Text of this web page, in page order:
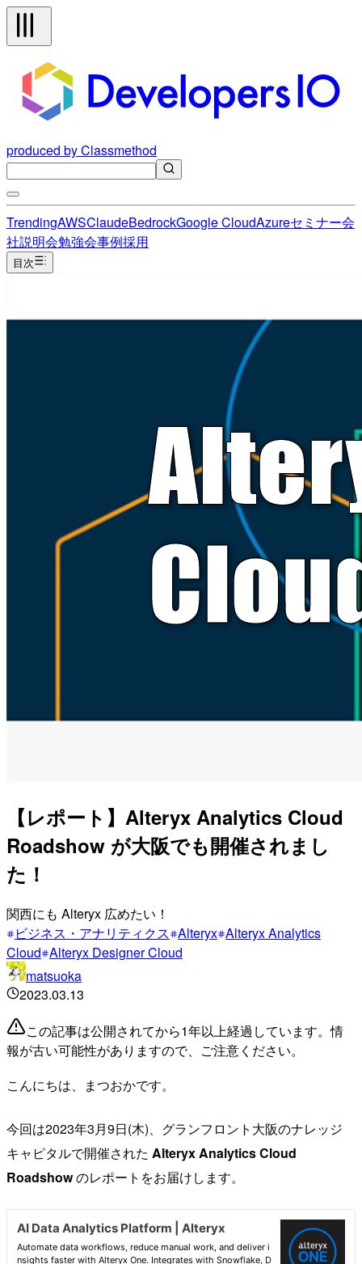
produced by Classmethod
TrendingAWSClaudeBedrockGoogle CloudAzureセミナー会
社説明会勉強会事例採用
目次
【レポート】Alteryx Analytics Cloud
Roadshow が大阪でも開催されまし
た！
関西にも Alteryx 広めたい！
ビジネス・アナリティクス Alteryx Alteryx Analytics
Cloud Alteryx Designer Cloud
matsuoka
2023.03.13
この記事は公開されてから1年以上経過しています。情
報が古い可能性がありますので、ご注意ください。
こんにちは、まつおかです。
今回は2023年3月9日(木)、グランフロント大阪のナレッジ
キャピタルで開催された Alteryx Analytics Cloud
Roadshowのレポートをお届けします。